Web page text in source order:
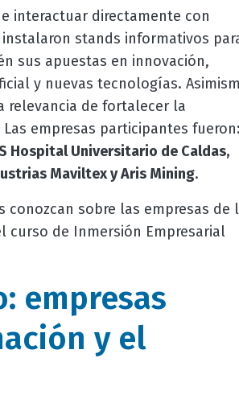
interactuar directamente con
stands informativos
sus apuestas en innovación,
y nuevas tecnologías.
relevancia de fortalecer la
empresas participantes fueron:
Hospital Universitario de Caldas,
Maviltex y Aris Mining.
sobre las empresas de
curso de Inmersión Empresarial
empresas
y el